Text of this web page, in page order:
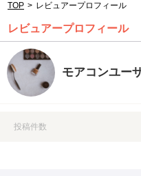
TOP > レビュアープロフィール
レビュアープロフィール
モアコンユー
投稿件数